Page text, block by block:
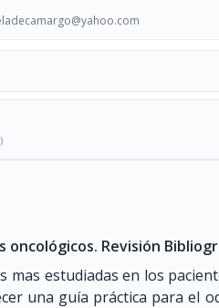
Revisión
mas estudiadas en los
una guía práctica para el